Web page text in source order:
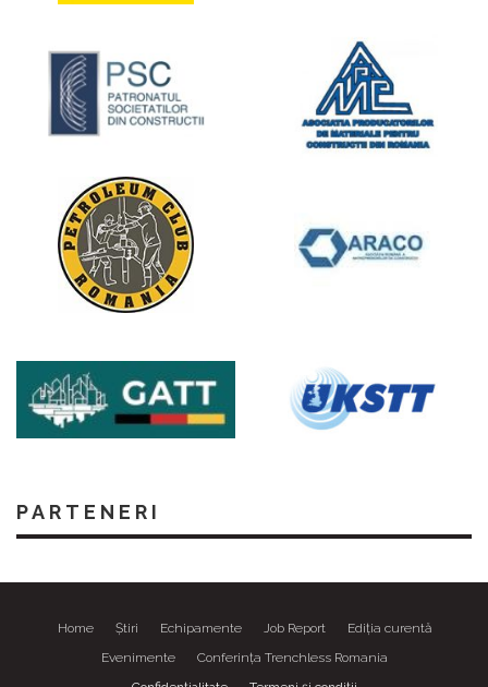
PARTENERI
Home Știri Echipamente Job Report
Ediția curentă
Evenimente
Conferința Trenchless Romania